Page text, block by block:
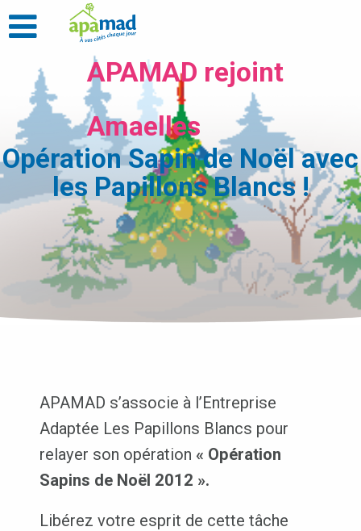
APAMAD rejoint
Amaelles
Opération Sapin de Noël avec
les Papillons Blancs !
APAMAD s’associe à l’Entreprise
Adaptée Les Papillons Blancs pour
relayer son opération « Opération
Sapins de Noël 2012 ».
Libérez votre esprit de cette tâche